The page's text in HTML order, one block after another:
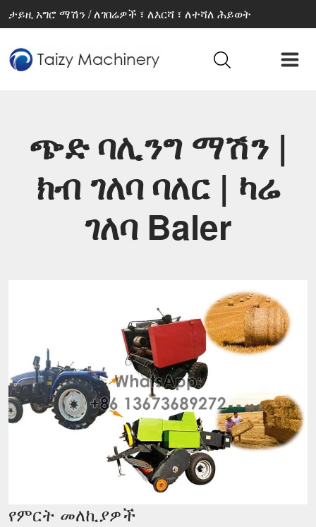
ታይዚ አግሮ ማሽን / ለገበሬዎች ፣ ለእርሻ ፣ ለተሻለ ሕይወት
ጭድ ባሊንግ ማሽን |
ክብ ገለባ ባለር | ካሬ
ገለባ Baler
የምርት መለኪያዎች